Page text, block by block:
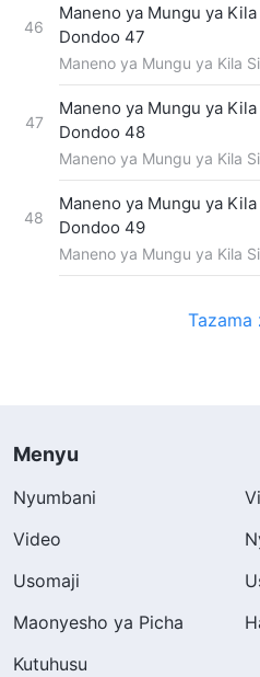
46
Maneno ya Mungu ya Kila
Dondoo 47
Maneno ya Mungu ya Kila
47
Maneno ya Mungu ya Kila
Dondoo 48
Maneno ya Mungu ya Kila
48
Maneno ya Mungu ya Kila
Dondoo 49
Maneno ya Mungu ya Kila
Tazama
Menyu
Nyumbani
Video
Usomaji
Maonyesho ya Picha
Kutuhusu